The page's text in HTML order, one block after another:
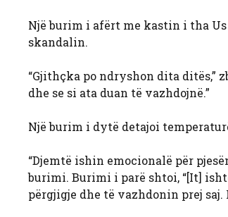
Një burim i afërt me kastin i tha
skandalin.
“Gjithçka po ndryshon dita ditës,”
dhe se si ata duan të vazhdojnë.”
Një burim i dytë detajoi
“Djemtë ishin emocionalë për
burimi. Burimi i parë shtoi, “[It]
përgjigje dhe të vazhdonin prej